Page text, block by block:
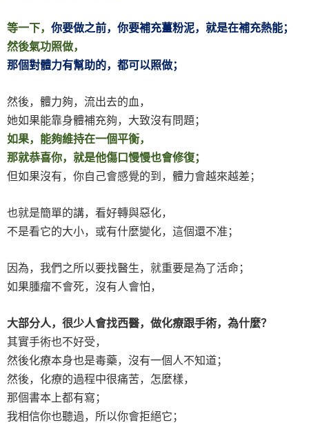
等一下， 你要做之前，你要補充薑粉泥，就是在補充熱能；
然後氣功照做，
那個對體力有幫助的，都可以照做；
然後，體力夠，流出去的血，
她如果能靠身體補充夠，大致沒有問題；
如果，能夠維持在一個平衡，
那就恭喜你，就是他傷口慢慢也會修復；
但如果沒有，你自己會感覺的到，體力會越來越差；
也就是簡單的講，看好轉與惡化，
不是看它的大小，或有什麼變化，這個還不准；
因為，我們之所以要找醫生，就重要是為了活命；
如果腫瘤不會死，沒有人會怕，
大部分人，很少人會找西醫，做化療跟手術，為什麼？
其實手術也不好受，
然後化療本身也是毒藥，沒有一個人不知道；
然後，化療的過程中很痛苦，怎麼樣，
那個書本上都有寫；
我相信你也聽過，所以你會拒絕它；